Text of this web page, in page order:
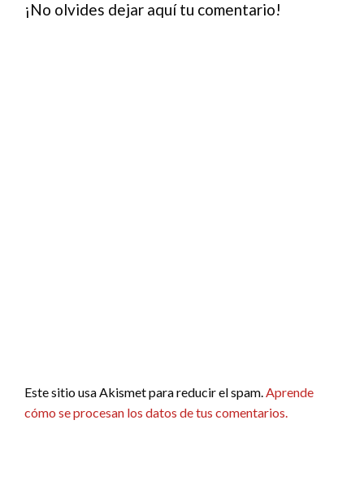
¡No olvides dejar aquí tu comentario!
Este sitio usa Akismet para reducir el spam. Aprende
cómo se procesan los datos de tus comentarios.